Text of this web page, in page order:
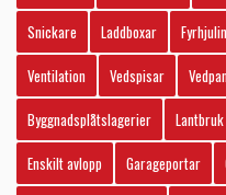
Snickare
Laddboxar
Ventilation
Vedspisar
Byggnadsplåtslagerier
Lantbruk
Enskilt avlopp
Garageportar